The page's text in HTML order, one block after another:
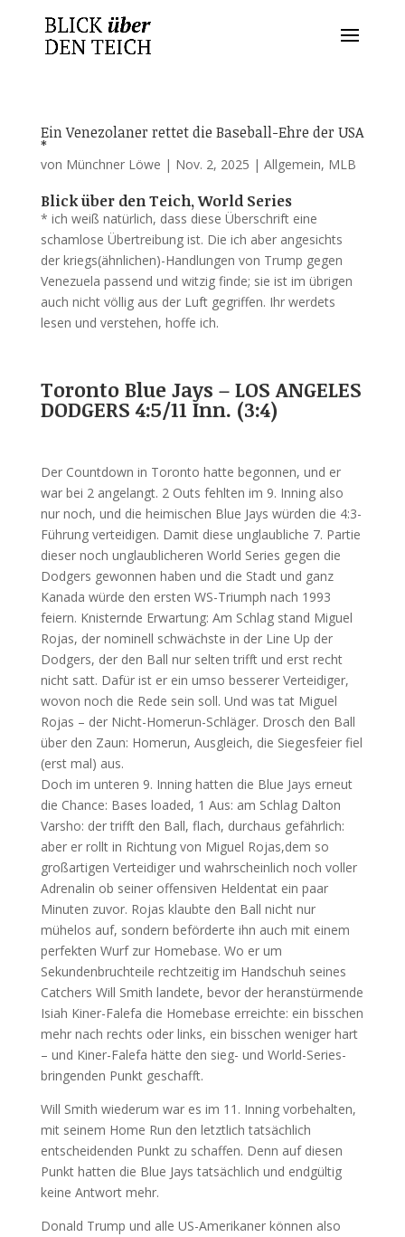
Ein Venezolaner rettet die Baseball-Ehre der USA
*
von Münchner Löwe | Nov. 2, 2025 | Allgemein, MLB
Blick über den Teich, World Series
* ich weiß natürlich, dass diese Überschrift eine
schamlose Übertreibung ist. Die ich aber angesichts
der kriegs(ähnlichen)-Handlungen von Trump gegen
Venezuela passend und witzig finde; sie ist im übrigen
auch nicht völlig aus der Luft gegriffen. Ihr werdets
lesen und verstehen, hoffe ich.
Toronto Blue Jays – LOS ANGELES
DODGERS 4:5/11 Inn. (3:4)
Der Countdown in Toronto hatte begonnen, und er
war bei 2 angelangt. 2 Outs fehlten im 9. Inning also
nur noch, und die heimischen Blue Jays würden die 4:3-
Führung verteidigen. Damit diese unglaubliche 7. Partie
dieser noch unglaublicheren World Series gegen die
Dodgers gewonnen haben und die Stadt und ganz
Kanada würde den ersten WS-Triumph nach 1993
feiern. Knisternde Erwartung: Am Schlag stand Miguel
Rojas, der nominell schwächste in der Line Up der
Dodgers, der den Ball nur selten trifft und erst recht
nicht satt. Dafür ist er ein umso besserer Verteidiger,
wovon noch die Rede sein soll. Und was tat Miguel
Rojas – der Nicht-Homerun-Schläger. Drosch den Ball
über den Zaun: Homerun, Ausgleich, die Siegesfeier fiel
(erst mal) aus.
Doch im unteren 9. Inning hatten die Blue Jays erneut
die Chance: Bases loaded, 1 Aus: am Schlag Dalton
Varsho: der trifft den Ball, flach, durchaus gefährlich:
aber er rollt in Richtung von Miguel Rojas,dem so
großartigen Verteidiger und wahrscheinlich noch voller
Adrenalin ob seiner offensiven Heldentat ein paar
Minuten zuvor. Rojas klaubte den Ball nicht nur
mühelos auf, sondern beförderte ihn auch mit einem
perfekten Wurf zur Homebase. Wo er um
Sekundenbruchteile rechtzeitig im Handschuh seines
Catchers Will Smith landete, bevor der heranstürmende
Isiah Kiner-Falefa die Homebase erreichte: ein bisschen
mehr nach rechts oder links, ein bisschen weniger hart
– und Kiner-Falefa hätte den sieg- und World-Series-
bringenden Punkt geschafft.
Will Smith wiederum war es im 11. Inning vorbehalten,
mit seinem Home Run den letztlich tatsächlich
entscheidenden Punkt zu schaffen. Denn auf diesen
Punkt hatten die Blue Jays tatsächlich und endgültig
keine Antwort mehr.
Donald Trump und alle US-Amerikaner können also